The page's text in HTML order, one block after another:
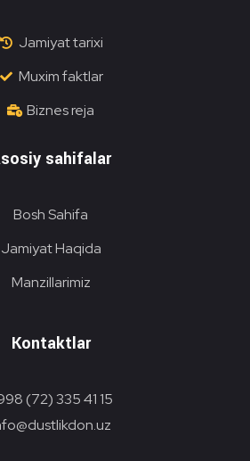
Jamiyat tarixi
Muxim faktlar
Biznes reja
sahifalar
Bosh Sahifa
Jamiyat Haqida
Manzillarimiz
Kontaktlar
(72) 335 41 15